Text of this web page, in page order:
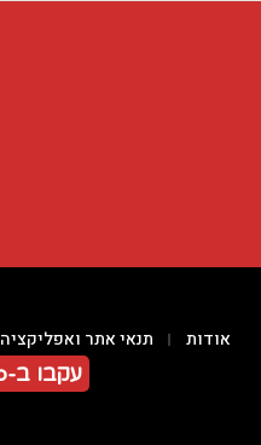
אודות תנאי אתר ואפליקציה
עקבו ב-WhatsApp